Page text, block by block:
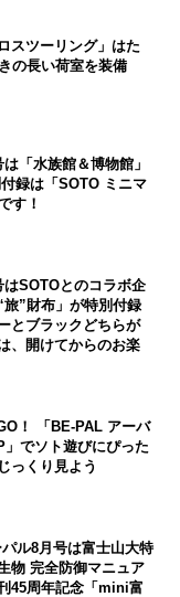
スツーリング」はた
の長い荷室を装備
「水族館＆博物館」
録は「SOTO ミニマ
す！
はSOTOとのコラボ企
”財布」が特別付録
とブラックどちらが
、開けてからのお楽
！ 「BE-PAL アーバ
」でソト遊びにぴった
っくり見よう
ル8月号は富士山大特
物 完全防御マニュア
45周年記念「mini富